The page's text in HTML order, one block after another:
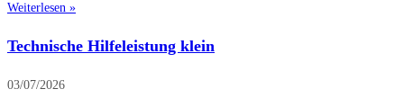
Weiterlesen »
Technische Hilfeleistung klein
03/07/2026